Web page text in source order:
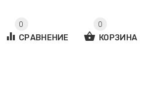
shopping_basket КОРЗИНА
0
equalizer СРАВНЕНИЕ
0